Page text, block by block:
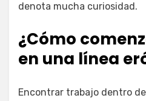
denota mucha curiosidad.
¿Cómo
en una línea
Encontrar trabajo dentro